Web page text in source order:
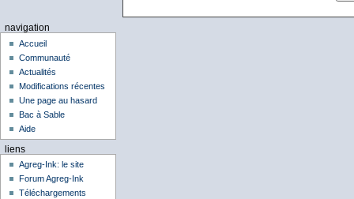
navigation
Accueil
Communauté
Actualités
Modifications récentes
Une page au hasard
Bac à Sable
Aide
liens
Agreg-Ink: le site
Forum Agreg-Ink
Téléchargements